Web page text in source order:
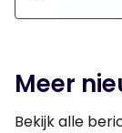
Meer
Bekijk alle